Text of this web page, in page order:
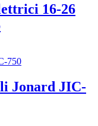
16-26
Jonard JIC-